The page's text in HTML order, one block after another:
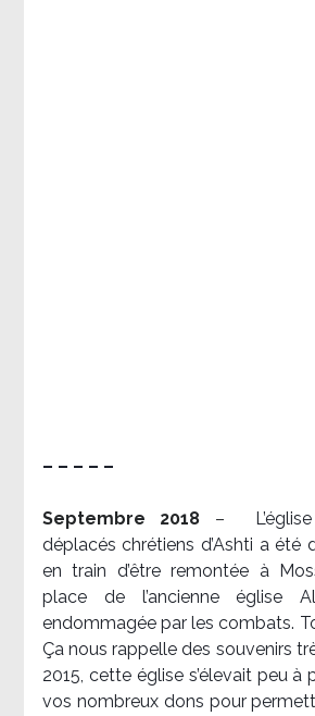
– – – – –
Septembre 2018 –
déplacés chrétiens d’Ashti a été
en train d’être remontée à
place de l’ancienne église
endommagée par les combats.
Ça nous rappelle des souvenirs
2015, cette église s’élevait peu à
vos nombreux dons pour